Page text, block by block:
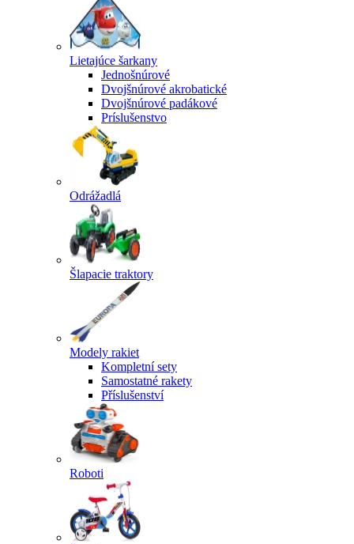
Lietajúce šarkany
Jednošnúrové
Dvojšnúrové akrobatické
Dvojšnúrové padákové
Príslušenstvo
Odrážadlá
Šlapacie traktory
Modely rakiet
Kompletní sety
Samostatné rakety
Příslušenství
Roboti